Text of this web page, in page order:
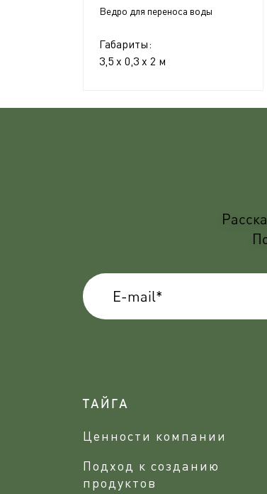
Ведро для переноса воды
Габариты:
3,5 x 0,3 x 2 м
ТАЙГА
Ценности компании
Подход к созданию
продуктов